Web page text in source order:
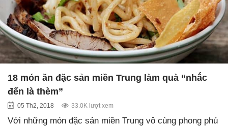
18 món ăn đặc sản miền Trung làm quà “nhắc
đến là thèm”
05 Th2, 2018 33.0K lượt xem
Với những món đặc sản miền Trung vô cùng phong phú